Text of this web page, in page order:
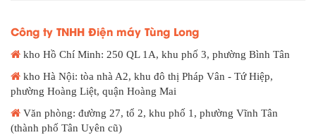
Công ty TNHH Điện máy Tùng Long
kho Hồ Chí Minh: 250 QL 1A, khu phố 3, phường Bình Tân
kho Hà Nội: tòa nhà A2, khu đô thị Pháp Vân - Tứ Hiệp,
phường Hoàng Liệt, quận Hoàng Mai
Văn phòng: đường 27, tổ 2, khu phố 1, phường Vĩnh Tân
(thành phố Tân Uyên cũ)